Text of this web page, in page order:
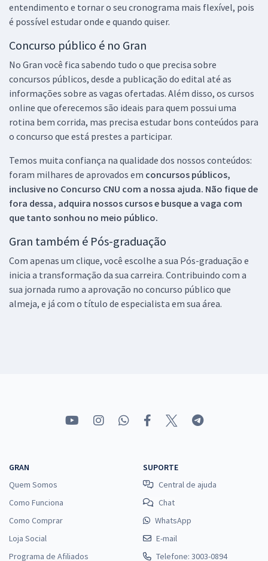
entendimento e tornar o seu cronograma mais flexível, pois
é possível estudar onde e quando quiser.
Concurso público é no Gran
No Gran você fica sabendo tudo o que precisa sobre
concursos públicos, desde a publicação do edital até as
informações sobre as vagas ofertadas. Além disso, os cursos
online que oferecemos são ideais para quem possui uma
rotina bem corrida, mas precisa estudar bons conteúdos para
o concurso que está prestes a participar.
Temos muita confiança na qualidade dos nossos conteúdos:
foram milhares de aprovados em concursos públicos,
inclusive no Concurso CNU com a nossa ajuda. Não fique de
fora dessa, adquira nossos cursos e busque a vaga com
que tanto sonhou no meio público.
Gran também é Pós-graduação
Com apenas um clique, você escolhe a sua Pós-graduação e
inicia a transformação da sua carreira. Contribuindo com a
sua jornada rumo a aprovação no concurso público que
almeja, e já com o título de especialista em sua área.
GRAN
Quem Somos
Como Funciona
Como Comprar
Loja Social
Programa de Afiliados
SUPORTE
Central de ajuda
Chat
WhatsApp
E-mail
Telefone: 3003-0894